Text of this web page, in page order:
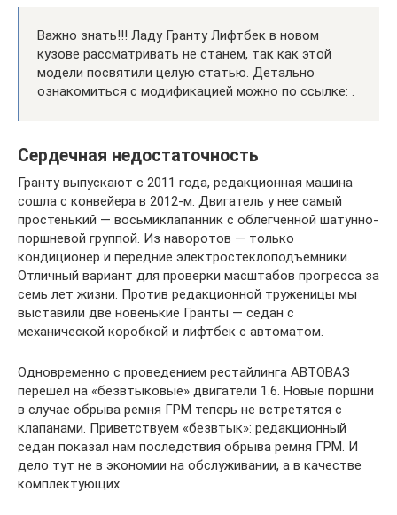
Важно знать!!! Ладу Гранту Лифтбек в новом
кузове рассматривать не станем, так как этой
модели посвятили целую статью. Детально
ознакомиться с модификацией можно по ссылке: .
Сердечная недостаточность
Гранту выпускают с 2011 года, редакционная машина
сошла с конвейера в 2012‑м. Двигатель у нее самый
простенький — восьмиклапанник с облегченной шатунно-
поршневой группой. Из наворотов — только
кондиционер и передние электростеклоподъемники.
Отличный вариант для проверки масштабов прогресса за
семь лет жизни. Против редакционной труженицы мы
выставили две новенькие Гранты — седан с
механической коробкой и лифтбек с автоматом.
Одновременно с проведением рестайлинга АВТОВАЗ
перешел на «безвтыковые» двигатели 1.6. Новые поршни
в случае обрыва ремня ГРМ теперь не встретятся с
клапанами. Приветствуем ­«безвтык»: редакционный
седан показал нам последствия обрыва ремня ГРМ. И
дело тут не в экономии на обслуживании, а в качестве
комплектующих.